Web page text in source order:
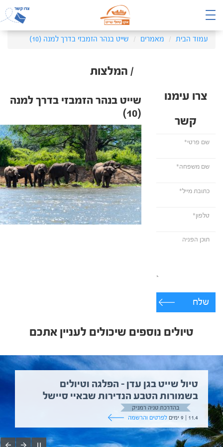
עמוד הבית מאמרים שייט בנהר הזמבזי בדרך למנה (10)
/ המלצות
צרו עימנו
קשר
שלח
שייט בנהר הזמבזי בדרך למנה
(10)
טיולים נוספים שיכולים לעניין אתכם
טיול שייט בגן עדן – הפלגה וטיולים
בשמורות הטבע הנדירות שבאיי סיישל
בהדרכת טניה רמניק
11.4 | 9 ימים
לפרטים והרשמה